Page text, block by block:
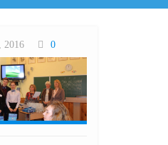
2016 0